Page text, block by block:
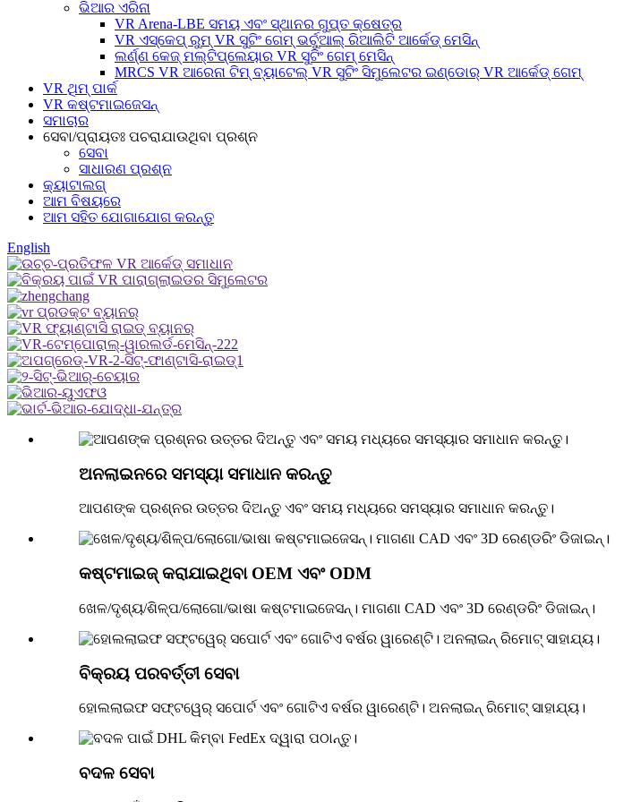
ଭିଆର ଏରିନା
VR Arena-LBE ସମୟ ଏବଂ ସ୍ଥାନର ଗୁପ୍ତ କ୍ଷେତ୍ର
VR ଏସ୍କେପ୍ ରୁମ୍ VR ସୁଟିଂ ଗେମ୍ ଭର୍ଚୁଆଲ୍ ରିଆଲିଟି ଆର୍କେଡ୍ ମେସିନ୍
ଲର୍ଣ୍ଣ କେଜ୍ ମଲ୍ଟିପ୍ଲେୟାର VR ସୁଟିଂ ଗେମ୍ ମେସିନ୍
MRCS VR ଆରେନା ଟିମ୍ ବ୍ୟାଟେଲ୍ VR ସୁଟିଂ ସିମୁଲେଟର ଇଣ୍ଡୋର୍ VR ଆର୍କେଡ୍ ଗେମ୍
VR ଥିମ୍ ପାର୍କ
VR କଷ୍ଟମାଇଜେସନ୍
ସମାଚାର
ସେବା/ପ୍ରାୟତଃ ପଚରାଯାଉଥିବା ପ୍ରଶ୍ନ
ସେବା
ସାଧାରଣ ପ୍ରଶ୍ନ
କ୍ୟାଟାଲଗ୍
ଆମ ବିଷୟରେ
ଆମ ସହିତ ଯୋଗାଯୋଗ କରନ୍ତୁ
English
ଅନଲାଇନରେ ସମସ୍ୟା ସମାଧାନ କରନ୍ତୁ
ଆପଣଙ୍କ ପ୍ରଶ୍ନର ଉତ୍ତର ଦିଅନ୍ତୁ ଏବଂ ସମୟ ମଧ୍ୟରେ ସମସ୍ୟାର ସମାଧାନ କରନ୍ତୁ।
କଷ୍ଟମାଇଜ୍ କରାଯାଇଥିବା OEM ଏବଂ ODM
ଖେଳ/ଦୃଶ୍ୟ/ଶିଳ୍ପ/ଲୋଗୋ/ଭାଷା କଷ୍ଟମାଇଜେସନ୍। ମାଗଣା CAD ଏବଂ 3D ରେଣ୍ଡରିଂ ଡିଜାଇନ୍।
ବିକ୍ରୟ ପରବର୍ତ୍ତୀ ସେବା
ହୋଲଲାଇଫ ସଫ୍ଟୱେର୍ ସପୋର୍ଟ ଏବଂ ଗୋଟିଏ ବର୍ଷର ୱାରେଣ୍ଟି। ଅନଲାଇନ୍ ରିମୋଟ୍ ସାହାଯ୍ୟ।
ବଦଳ ସେବା